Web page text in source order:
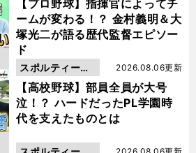
【プロ野球】指揮官によってチ
ームが変わる！？ 金村義明＆大
塚光二が語る歴代監督エピソー
ド
【高校野球】部員全員が大号
泣！？ ハードだったPL学園時
代を支えたものとは
2026.08.06更新
スポルティーバ
動画
2026.08.06更新